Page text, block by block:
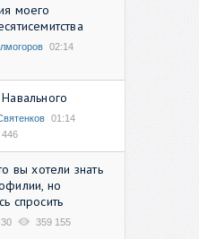
моего
02:14
01:14
446
вы хотели знать
но
спросить
359 155